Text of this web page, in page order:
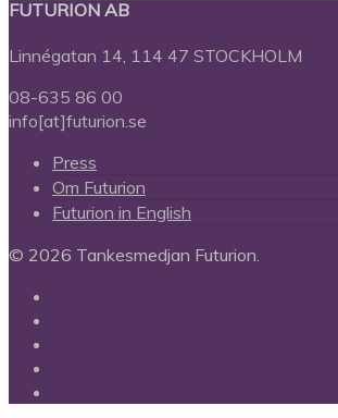
FUTURION AB
Linnégatan 14, 114 47 STOCKHOLM
08-635 86 00
info[at]futurion.se
Press
Om Futurion
Futurion in English
© 2026 Tankesmedjan Futurion.